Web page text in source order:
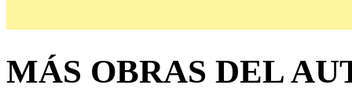
MÁS OBRAS DEL